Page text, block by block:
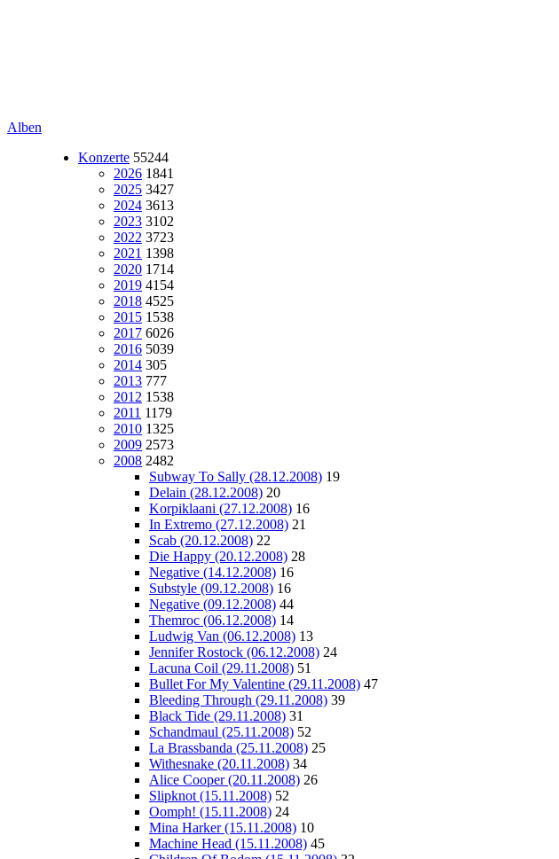
Alben
Konzerte 55244
2026 1841
2025 3427
2024 3613
2023 3102
2022 3723
2021 1398
2020 1714
2019 4154
2018 4525
2015 1538
2017 6026
2016 5039
2014 305
2013 777
2012 1538
2011 1179
2010 1325
2009 2573
2008 2482
Subway To Sally (28.12.2008) 19
Delain (28.12.2008) 20
Korpiklaani (27.12.2008) 16
In Extremo (27.12.2008) 21
Scab (20.12.2008) 22
Die Happy (20.12.2008) 28
Negative (14.12.2008) 16
Substyle (09.12.2008) 16
Negative (09.12.2008) 44
Themroc (06.12.2008) 14
Ludwig Van (06.12.2008) 13
Jennifer Rostock (06.12.2008) 24
Lacuna Coil (29.11.2008) 51
Bullet For My Valentine (29.11.2008) 47
Bleeding Through (29.11.2008) 39
Black Tide (29.11.2008) 31
Schandmaul (25.11.2008) 52
La Brassbanda (25.11.2008) 25
Withesnake (20.11.2008) 34
Alice Cooper (20.11.2008) 26
Slipknot (15.11.2008) 52
Oomph! (15.11.2008) 24
Mina Harker (15.11.2008) 10
Machine Head (15.11.2008) 45